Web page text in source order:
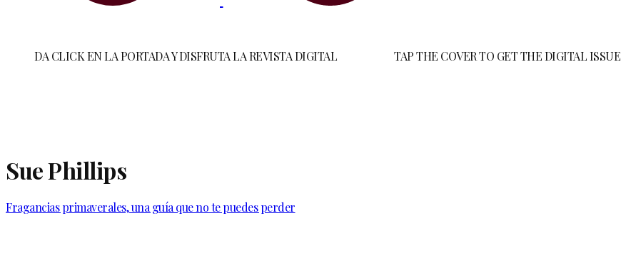
DA CLICK EN LA PORTADA Y DISFRUTA LA REVISTA DIGITAL TAP THE COVER TO GET THE DIGITAL ISSUE
Sue Phillips
Fragancias primaverales, una guía que no te puedes perder